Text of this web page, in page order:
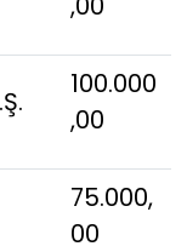
100.000
,00
75.000,
00